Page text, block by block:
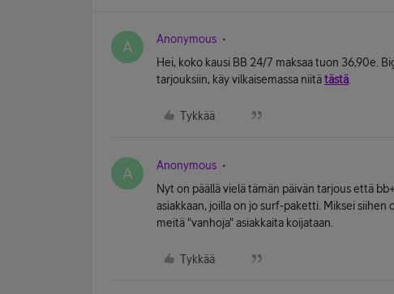
A Anonymous
Hei, koko kausi BB 24/7 maksaa tuon 36,90e.
tarjouksiin, käy vilkaisemassa niitätästä
Tykkää
A Anonymous
Nyt on päällä vielä tämän päivän tarjous että
asiakkaan, joilla on jo surf-paketti. Miksei
meitä "vanhoja" asiakkaita koijataan.
Tykkää